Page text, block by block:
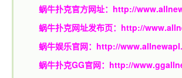
蜗牛扑克官方网址： http://
蜗牛扑克网址发布页： http://
蜗牛娱乐官网： http://
蜗牛扑克GG官网： http://